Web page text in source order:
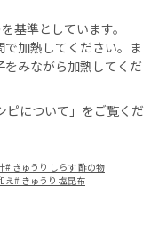
基準としています。
加熱してください。ま
みながら加熱してくだ
ピについて」 をご覧くだ
# きゅうり しらす 酢の物
え# きゅうり 塩昆布